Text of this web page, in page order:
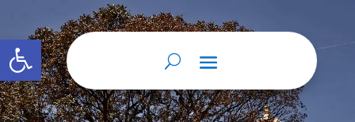
Abrir barra de herramientas
Reconocimiento de firma y contenido
Quienes hayan firmado un documento
privado podrán acudir ante el notario para
declarar que las firmas son suyas y que el